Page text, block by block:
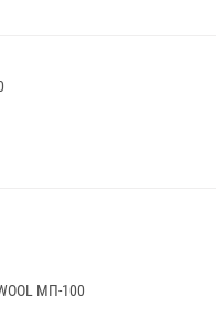
МП-100